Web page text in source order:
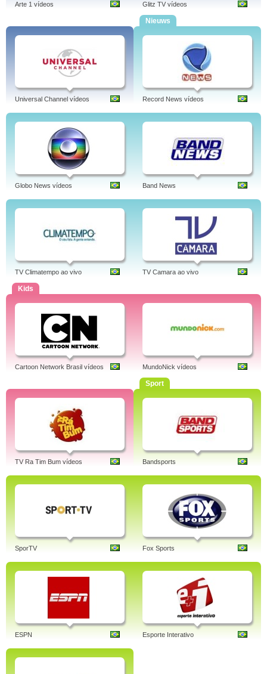
Arte 1 vídeos Glitz TV vídeos
Universal Channel vídeos
Nieuws
Record News vídeos
Globo News vídeos Band News
TV Climatempo ao vivo TV Camara ao vivo
Kids
Cartoon Network Brasil vídeos MundoNick vídeos
TV Ra Tim Bum vídeos
Sport
Bandsports
SporTV Fox Sports
ESPN Esporte Interativo